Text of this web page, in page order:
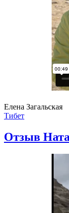
Елена Загальская
Тибет
Отзыв